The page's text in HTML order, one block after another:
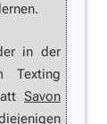
in der
Savon